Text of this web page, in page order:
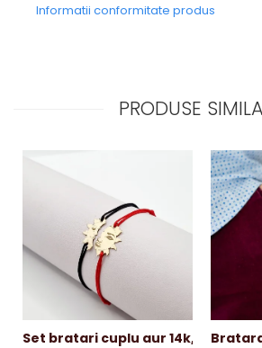
Informatii conformitate produs
PRODUSE
Set bratari cuplu aur 14k,soare